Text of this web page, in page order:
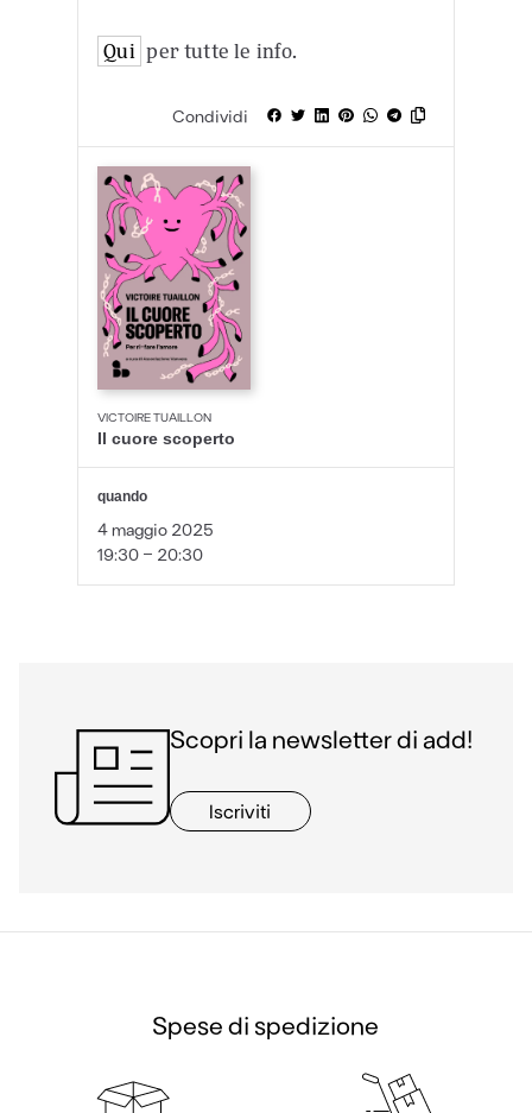
Qui per tutte le info.
Condividi
VICTOIRE TUAILLON
Il cuore scoperto
quando
4 maggio 2025
19:30 - 20:30
Scopri la newsletter di add!
Iscriviti
Spese di spedizione